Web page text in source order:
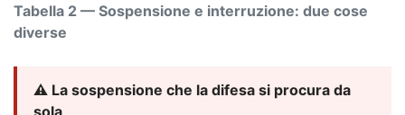
Tabella 2 — Sospensione e interruzione: due cose
diverse
⚠️ La sospensione che la difesa si procura da
sola